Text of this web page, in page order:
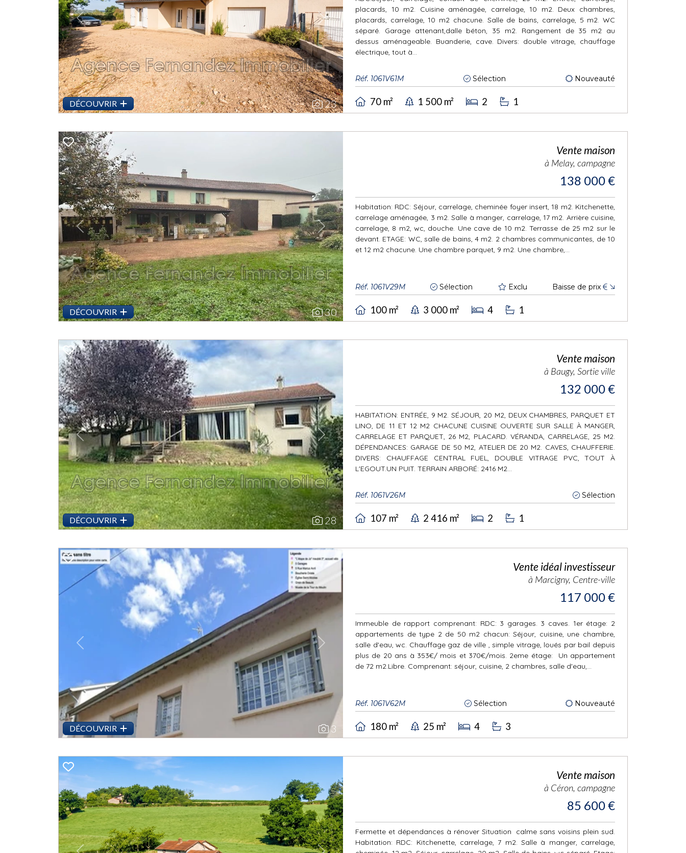
Previous Next
DÉCOUVRIR 23
placards, 10 m2. Cuisine aménagée, carrelage, 10 m2. Deux chambres,
placards, carrelage, 10 m2 chacune. Salle de bains, carrelage, 5 m2. WC
séparé. Garage attenant,dalle béton, 35 m2. Rangement de 35 m2 au
dessus aménageable. Buanderie, cave. Divers: double vitrage, chauffage
électrique, tout à...
Réf. 1061V61M Sélection Nouveauté
70 m² 1 500 m² 2 1
Previous Next
DÉCOUVRIR 30
Vente maison
à Melay, campagne
138 000 €
Habitation: RDC: Séjour, carrelage, cheminée foyer insert, 18 m2. Kitchenette,
carrelage aménagée, 3 m2. Salle à manger, carrelage, 17 m2. Arrière cuisine,
carrelage, 8 m2, wc, douche. Une cave de 10 m2. Terrasse de 25 m2 sur le
devant. ETAGE: WC, salle de bains, 4 m2. 2 chambres communicantes, de 10
et 12 m2 chacune. Une chambre parquet, 9 m2. Une chambre,...
Réf. 1061V29M Sélection Exclu Baisse de prix €
100 m² 3 000 m² 4 1
Previous Next
DÉCOUVRIR 28
Vente maison
à Baugy, Sortie ville
132 000 €
HABITATION: ENTRÉE, 9 M2. SÉJOUR, 20 M2, DEUX CHAMBRES, PARQUET ET
LINO, DE 11 ET 12 M2 CHACUNE CUISINE OUVERTE SUR SALLE À MANGER,
CARRELAGE ET PARQUET, 26 M2, PLACARD. VÉRANDA, CARRELAGE, 25 M2.
DÉPENDANCES: GARAGE DE 50 M2, ATELIER DE 20 M2. CAVES, CHAUFFERIE.
DIVERS: CHAUFFAGE CENTRAL FUEL, DOUBLE VITRAGE PVC, TOUT À
L'EGOUT.UN PUIT. TERRAIN ARBORÉ: 2416 M2...
Réf. 1061V26M Sélection
107 m² 2 416 m² 2 1
Previous Next
DÉCOUVRIR 3
Vente idéal investisseur
à Marcigny, Centre-ville
117 000 €
Immeuble de rapport comprenant: RDC: 3 garages. 3 caves. 1er étage: 2
appartements de type 2 de 50 m2 chacun: Séjour, cuisine, une chambre,
salle d'eau, wc. Chauffage gaz de ville , simple vitrage, loués par bail depuis
plus de 20 ans à 353€/ mois et 370€/mois. 2eme étage: Un appartement
de 72 m2.Libre. Comprenant: séjour, cuisine, 2 chambres, salle d'eau,...
Réf. 1061V62M Sélection Nouveauté
180 m² 25 m² 4 3
Vente maison
à Céron, campagne
85 600 €
Fermette et dépendances à rénover Situation calme sans voisins plein sud.
Habitation: RDC: Kitchenette, carrelage, 7 m2. Salle à manger, carrelage,